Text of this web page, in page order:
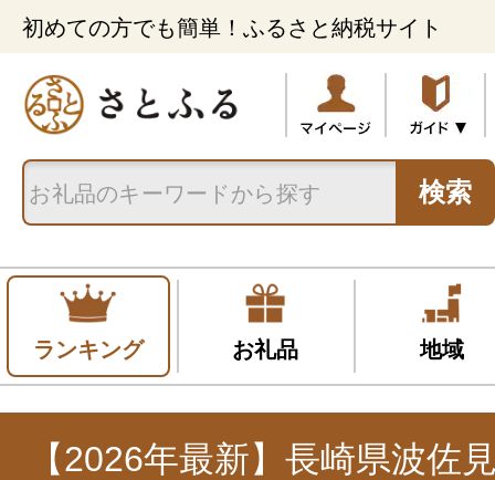
初めての方でも簡単！ふるさと納税サイト
検索
ランキング お礼品 地域
【2026年最新】長崎県波佐